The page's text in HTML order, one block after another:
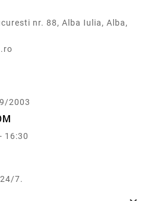
nr. 88, Alba Iulia, Alba,
2003
16:30
7.